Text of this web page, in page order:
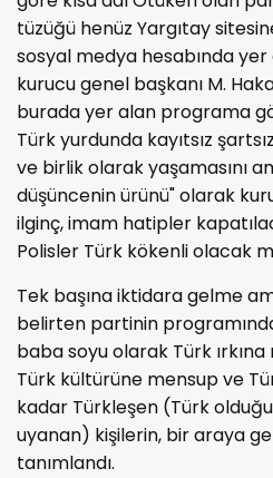
tüzüğü henüz Yargıtay
sosyal medya hesabında
kurucu genel başkanı M.
burada yer alan programa
Türk yurdunda kayıtsız
ve birlik olarak yaşamasını
düşüncenin ürünü" olarak
ilginç, imam hatipler
Polisler Türk kökenli olacak
Tek başına iktidara gelme
belirten partinin
baba soyu olarak Türk
Türk kültürüne mensup ve
kadar Türkleşen (Türk
uyanan) kişilerin, bir araya
tanımlandı.